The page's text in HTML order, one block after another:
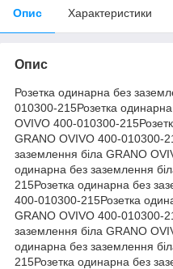
Опис Характеристики
Опис
Розетка одинарна без
010300-215Розетка
OVIVO 400-010300-
GRANO OVIVO 400-010300-
заземлення біла GRANO
одинарна без заземлення
215Розетка одинарна без
400-010300-215Розетка
GRANO OVIVO 400-010300-
заземлення біла GRANO
одинарна без заземлення
215Розетка одинарна без